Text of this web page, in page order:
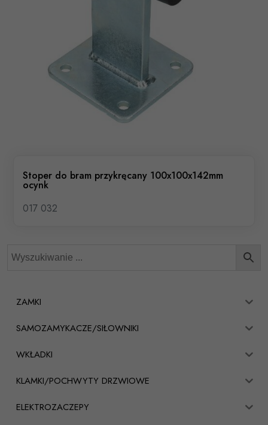
Stoper do bram przykręcany 100x100x142mm
ocynk
017 032
ZAMKI
SAMOZAMYKACZE/SIŁOWNIKI
WKŁADKI
KLAMKI/POCHWYTY DRZWIOWE
ELEKTROZACZEPY